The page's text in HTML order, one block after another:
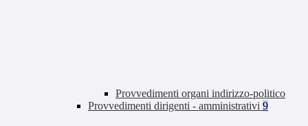
Provvedimenti organi indirizzo-politico
Provvedimenti dirigenti - amministrativi 9